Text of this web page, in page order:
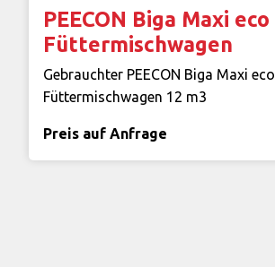
PEECON Biga Maxi eco
Füttermischwagen
Gebrauchter PEECON Biga Maxi eco
Füttermischwagen 12 m3
Preis auf Anfrage